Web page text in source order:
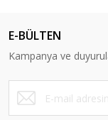
E-BÜLTEN
Kampanya ve